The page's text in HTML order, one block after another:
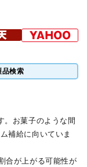
品検索
。お菓子のような間
補給に向いていま
合が上がる可能性が